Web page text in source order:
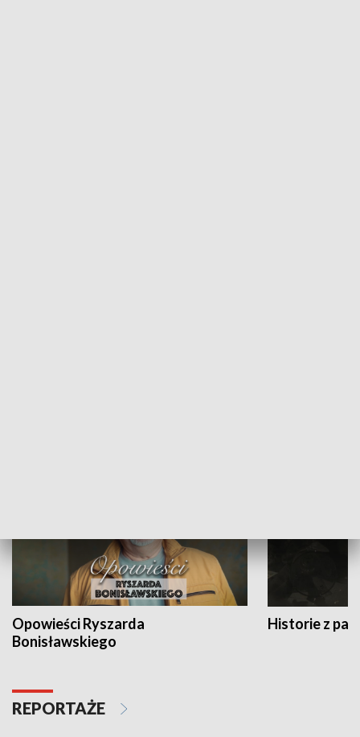
Opowieści Ryszarda
Bonisławskiego
Historie z
REPORTAŻE